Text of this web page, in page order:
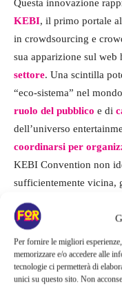
Per fornire le migliori
memorizzare e/o accedere alle
tecnologie ci permetterà di
unici su questo sito. Non
Questa innovazione
KEBI, il primo portale
in crowdsourcing e
sua apparizione sul web
settore. Una scintilla
“eco-sistema” nel
ruolo del pubblico e di
dell’universo
coordinarsi per
KEBI Convention non
sufficientemente vicina,
ricorrere alle
crowdsourcing/
serie tv, creator o artisti